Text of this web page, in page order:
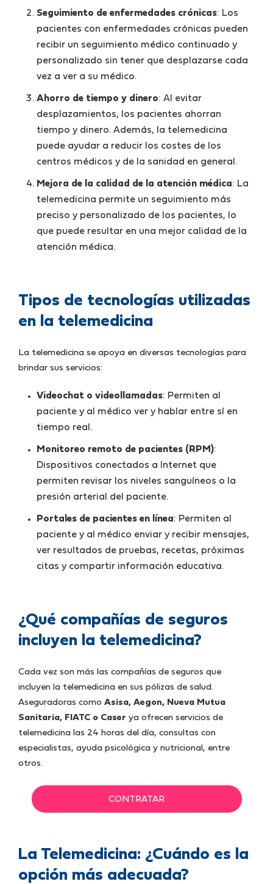
Seguimiento de enfermedades crónicas: Los
pacientes con enfermedades crónicas pueden
recibir un seguimiento médico continuado y
personalizado sin tener que desplazarse cada
vez a ver a su médico.
Ahorro de tiempo y dinero: Al evitar
desplazamientos, los pacientes ahorran
tiempo y dinero. Además, la telemedicina
puede ayudar a reducir los costes de los
centros médicos y de la sanidad en general.
Mejora de la calidad de la atención médica: La
telemedicina permite un seguimiento más
preciso y personalizado de los pacientes, lo
que puede resultar en una mejor calidad de la
atención médica.
Tipos de tecnologías utilizadas
en la telemedicina
La telemedicina se apoya en diversas tecnologías para
brindar sus servicios:
Videochat o videollamadas: Permiten al
paciente y al médico ver y hablar entre sí en
tiempo real.
Monitoreo remoto de pacientes (RPM):
Dispositivos conectados a Internet que
permiten revisar los niveles sanguíneos o la
presión arterial del paciente.
Portales de pacientes en línea: Permiten al
paciente y al médico enviar y recibir mensajes,
ver resultados de pruebas, recetas, próximas
citas y compartir información educativa.
¿Qué compañías de seguros
incluyen la telemedicina?
Cada vez son más las compañías de seguros que
incluyen la telemedicina en sus pólizas de salud.
Aseguradoras como Asisa, Aegon, Nueva Mutua
Sanitaria, FIATC o Caser ya ofrecen servicios de
telemedicina las 24 horas del día, consultas con
especialistas, ayuda psicológica y nutricional, entre
otros.
CONTRATAR
La Telemedicina: ¿Cuándo es la
opción más adecuada?